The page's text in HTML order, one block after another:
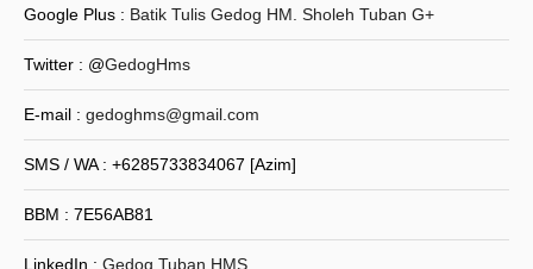
Google Plus : Batik Tulis Gedog HM. Sholeh Tuban G+
Twitter : @GedogHms
E-mail : gedoghms@gmail.com
SMS / WA : +6285733834067 [Azim]
BBM : 7E56AB81
LinkedIn : Gedog Tuban HMS